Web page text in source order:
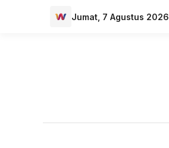
Jumat, 7 Agustus 2026